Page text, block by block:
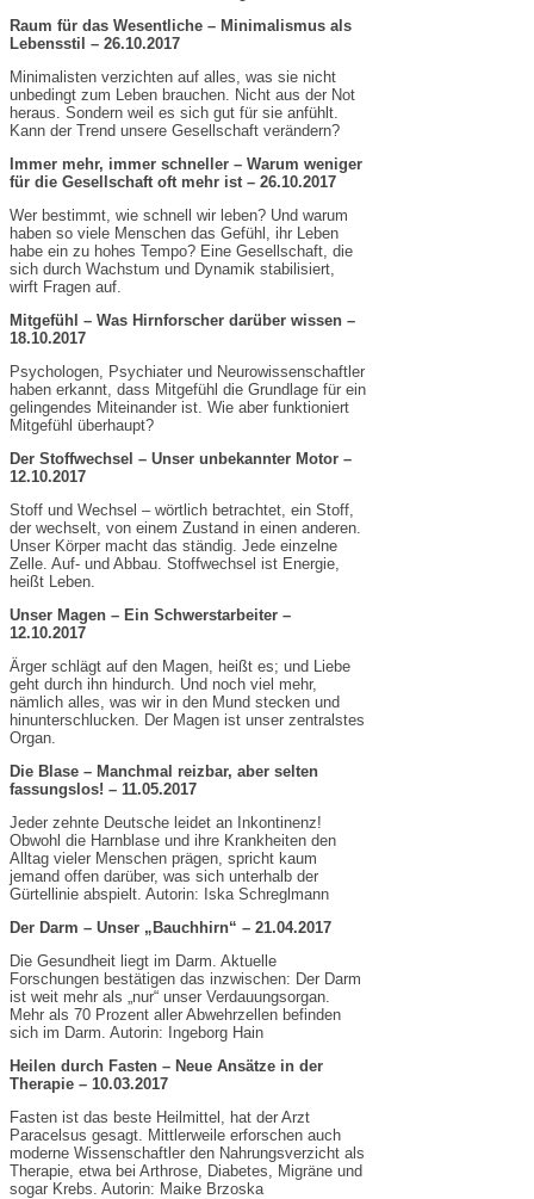
Raum für das Wesentliche – Minimalismus als
Lebensstil – 26.10.2017
Minimalisten verzichten auf alles, was sie nicht
unbedingt zum Leben brauchen. Nicht aus der Not
heraus. Sondern weil es sich gut für sie anfühlt.
Kann der Trend unsere Gesellschaft verändern?
Immer mehr, immer schneller – Warum weniger
für die Gesellschaft oft mehr ist – 26.10.2017
Wer bestimmt, wie schnell wir leben? Und warum
haben so viele Menschen das Gefühl, ihr Leben
habe ein zu hohes Tempo? Eine Gesellschaft, die
sich durch Wachstum und Dynamik stabilisiert,
wirft Fragen auf.
Mitgefühl – Was Hirnforscher darüber wissen –
18.10.2017
Psychologen, Psychiater und Neurowissenschaftler
haben erkannt, dass Mitgefühl die Grundlage für ein
gelingendes Miteinander ist. Wie aber funktioniert
Mitgefühl überhaupt?
Der Stoffwechsel – Unser unbekannter Motor –
12.10.2017
Stoff und Wechsel – wörtlich betrachtet, ein Stoff,
der wechselt, von einem Zustand in einen anderen.
Unser Körper macht das ständig. Jede einzelne
Zelle. Auf- und Abbau. Stoffwechsel ist Energie,
heißt Leben.
Unser Magen – Ein Schwerstarbeiter –
12.10.2017
Ärger schlägt auf den Magen, heißt es; und Liebe
geht durch ihn hindurch. Und noch viel mehr,
nämlich alles, was wir in den Mund stecken und
hinunterschlucken. Der Magen ist unser zentralstes
Organ.
Die Blase – Manchmal reizbar, aber selten
fassungslos! – 11.05.2017
Jeder zehnte Deutsche leidet an Inkontinenz!
Obwohl die Harnblase und ihre Krankheiten den
Alltag vieler Menschen prägen, spricht kaum
jemand offen darüber, was sich unterhalb der
Gürtellinie abspielt. Autorin: Iska Schreglmann
Der Darm – Unser „Bauchhirn“ – 21.04.2017
Die Gesundheit liegt im Darm. Aktuelle
Forschungen bestätigen das inzwischen: Der Darm
ist weit mehr als „nur“ unser Verdauungsorgan.
Mehr als 70 Prozent aller Abwehrzellen befinden
sich im Darm. Autorin: Ingeborg Hain
Heilen durch Fasten – Neue Ansätze in der
Therapie – 10.03.2017
Fasten ist das beste Heilmittel, hat der Arzt
Paracelsus gesagt. Mittlerweile erforschen auch
moderne Wissenschaftler den Nahrungsverzicht als
Therapie, etwa bei Arthrose, Diabetes, Migräne und
sogar Krebs. Autorin: Maike Brzoska